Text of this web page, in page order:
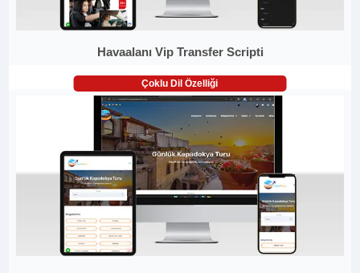
Havaalanı Vip Transfer Scripti
Çoklu Dil Özelliği